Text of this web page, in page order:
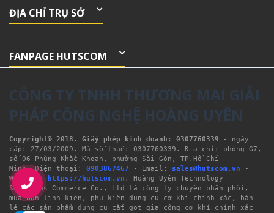
ĐỊA CHỈ TRỤ SỞ
FANPAGE HUTSCOM
CÔNG TY TNHH THƯƠNG MẠI GIẢI
PHÁP CÔNG NGHỆ HOÀNG UYÊN
Copyright® 2018. Giấy phép kinh doanh: 0307760339
- ngày
cấp: 27/03/2009. Mã số thuế: 0307760339. Địa chỉ: phòng G7,
số 06 Phùng Khắc Khoan, phường Sài Gòn, TP.Hồ Chí
Minh. Điện thoại: 0903867467 - Email: sales@hutscom.vn -
Website: https://hutscom.vn . Hoàng Uyên Technology
Solutions Commerce Co., Ltd là công ty chuyên phân phối,
mua bán linh kiện, phụ kiện dụng cụ cơ khí chính xác, bán
lẻ các sản phẩm dụng cụ cắt gọt gia công cơ khí chính xác